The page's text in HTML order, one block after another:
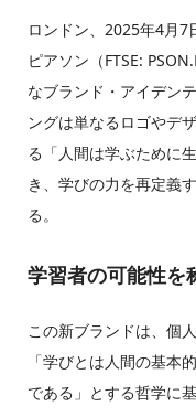
ロンドン、2025年4月
ピアソン（FTSE:
なブランド・アイデン
ングは単なるロゴやデ
る「人間は学ぶために
き、学びの力を再定義
る。
学習者の可能性を
この新ブランドは、個
「学びとは人間の基本
である」とする哲学に